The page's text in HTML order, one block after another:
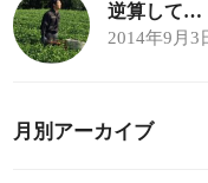
逆算して…
2014年9月3
月別アーカイブ